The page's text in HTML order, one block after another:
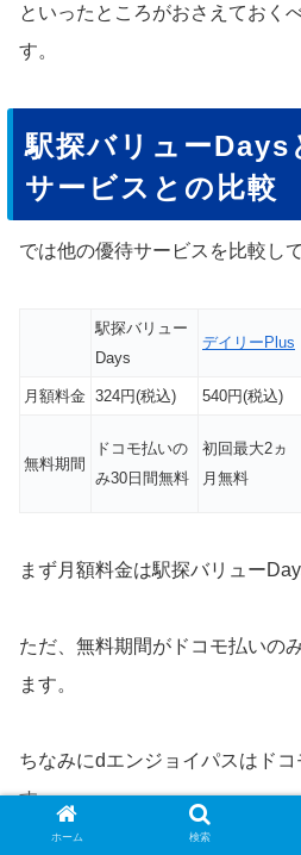
といったところがおさえておく
す。
駅探バリューDays
サービスとの比較
では他の優待サービスを比較し
駅探バリュー
Days
デイリーPlus
月額料金 324円(税込) 540円(税込)
無料期間
ドコモ払いの
み30日間無料
初回最大2ヵ
月無料
まず月額料金は駅探バリュー
ただ、無料期間がドコモ払いの
ます。
ちなみにdエンジョイパスはド
す。
ホーム 検索